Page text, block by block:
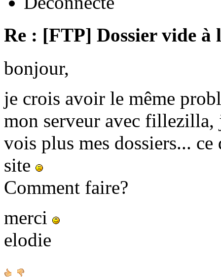
Re : [FTP] Dossier vide à
bonjour,
je crois avoir le même
mon serveur avec fillezilla,
vois plus mes dossiers...
site
Comment faire?
merci
elodie